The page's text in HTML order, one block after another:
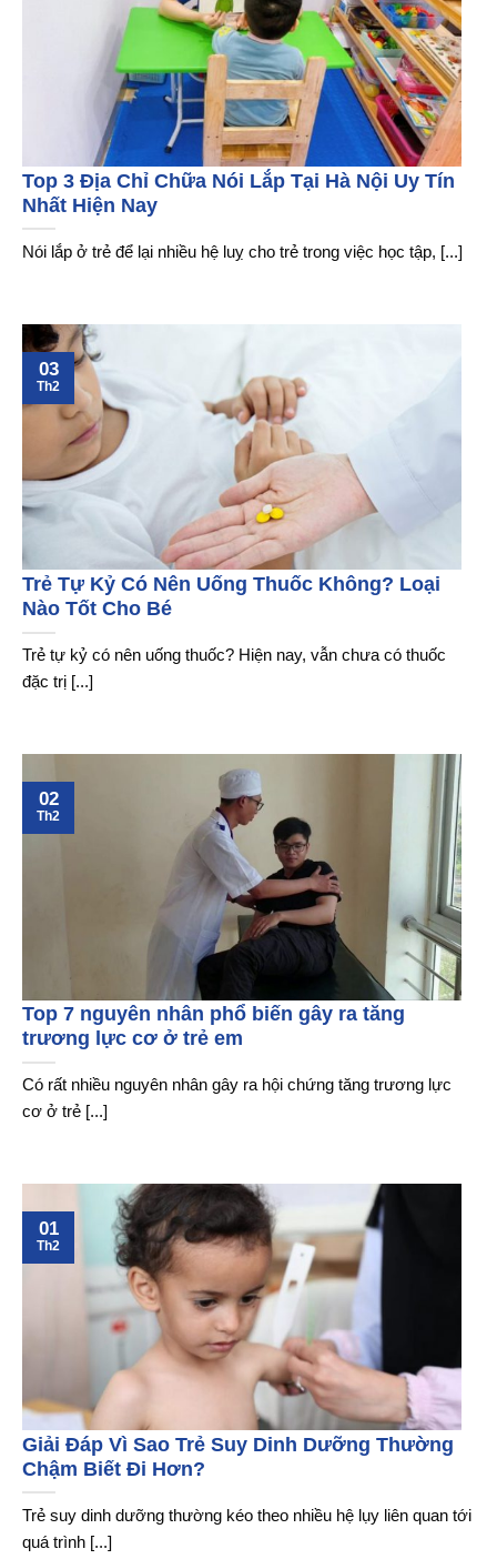
Top 3 Địa Chỉ Chữa Nói Lắp Tại Hà Nội Uy Tín
Nhất Hiện Nay
Nói lắp ở trẻ để lại nhiều hệ luỵ cho trẻ trong việc học tập, [...]
Trẻ Tự Kỷ Có Nên Uống Thuốc Không? Loại
Nào Tốt Cho Bé
Trẻ tự kỷ có nên uống thuốc? Hiện nay, vẫn chưa có thuốc
đặc trị [...]
03
Th2
Top 7 nguyên nhân phổ biến gây ra tăng
trương lực cơ ở trẻ em
Có rất nhiều nguyên nhân gây ra hội chứng tăng trương lực
cơ ở trẻ [...]
02
Th2
Giải Đáp Vì Sao Trẻ Suy Dinh Dưỡng Thường
Chậm Biết Đi Hơn?
Trẻ suy dinh dưỡng thường kéo theo nhiều hệ lụy liên quan tới
quá trình [...]
01
Th2